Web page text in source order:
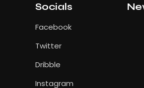
Socials
Facebook
Twitter
Dribble
Instagram